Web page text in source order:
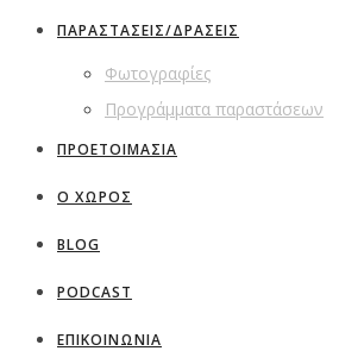
ΠΑΡΑΣΤΑΣΕΙΣ/ΔΡΑΣΕΙΣ
Φωτογραφίες
Προγράμματα παραστάσεων
ΠΡΟΕΤΟΙΜΑΣΙΑ
Ο ΧΩΡΟΣ
BLOG
PODCAST
ΕΠΙΚΟΙΝΩΝΙΑ